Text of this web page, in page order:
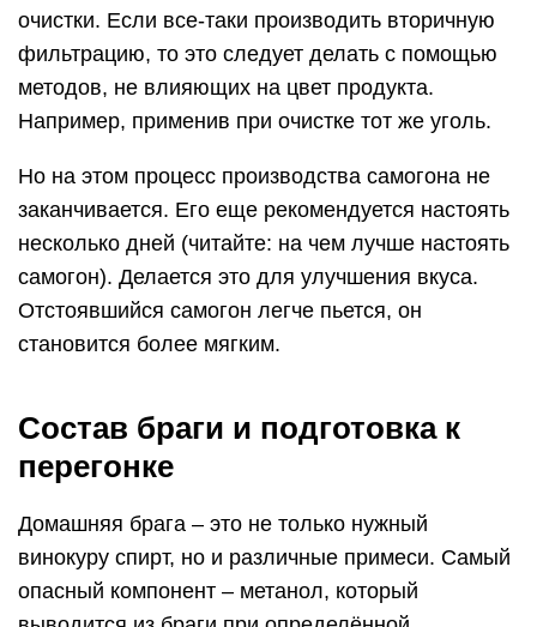
очистки. Если все-таки производить вторичную
фильтрацию, то это следует делать с помощью
методов, не влияющих на цвет продукта.
Например, применив при очистке тот же уголь.
Но на этом процесс производства самогона не
заканчивается. Его еще рекомендуется настоять
несколько дней (читайте: на чем лучше настоять
самогон). Делается это для улучшения вкуса.
Отстоявшийся самогон легче пьется, он
становится более мягким.
Состав браги и подготовка к
перегонке
Домашняя брага – это не только нужный
винокуру спирт, но и различные примеси. Самый
опасный компонент – метанол, который